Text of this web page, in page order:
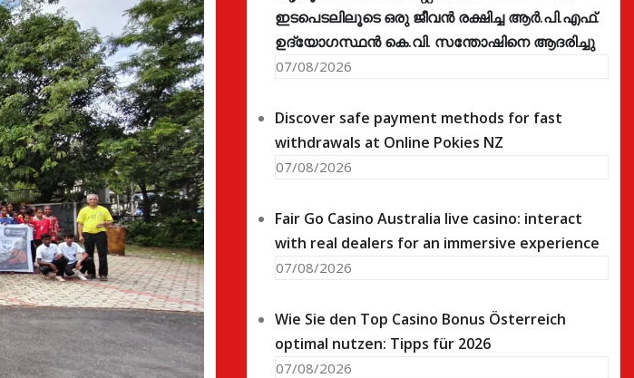
ഇടപെടലിലൂടെ ഒരു ജീവൻ രക്ഷിച്ച ആർ.പി.എഫ്.
ഉദ്യോഗസ്ഥൻ കെ.വി. സന്തോഷിനെ ആദരിച്ചു
07/08/2026
Discover safe payment methods for fast
withdrawals at Online Pokies NZ
07/08/2026
Fair Go Casino Australia live casino: interact
with real dealers for an immersive experience
07/08/2026
Wie Sie den Top Casino Bonus Österreich
optimal nutzen: Tipps für 2026
07/08/2026